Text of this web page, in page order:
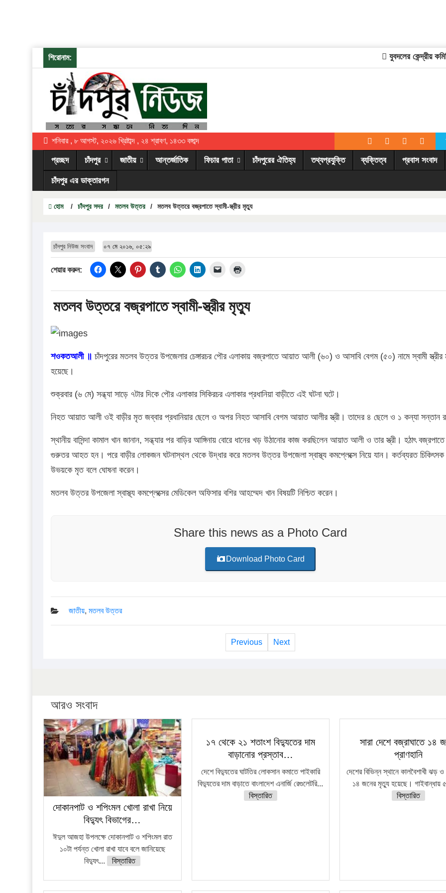
শিরোনাম: যুবদলের কেন্দ্রীয়
শনিবার , ৮ আগস্ট, ২০২৬ খ্রিষ্টাব্দ , ২৪ শ্রাবণ, ১৪৩৩ বঙ্গাব্দ
প্রচ্ছদ চাঁদপুর জাতীয় আন্তর্জাতিক ফিচার পাতা চাঁদপুরের ঐতিহ্য তথ্যপ্রযুক্তি ব্যক্তিত্ব প্রবাস সংবাদ
চাঁদপুর এর ডাক্তারগন
হোম / চাঁদপুর সদর / মতলব উত্তর / মতলব উত্তরে বজ্রপাতে স্বামী-স্ত্রীর মৃত্যু
চাঁদপুর নিউজ সংবাদ ০৭ মে ২০১৬, ০৫:২৯
শেয়ার করুন:
মতলব উত্তরে বজ্রপাতে স্বামী-স্ত্রীর মৃত্যু
শওকতআলী ॥ চাঁদপুরের মতলব উত্তর উপজেলার চেঙ্গারচর পৌর এলাকায় বজ্রপাতে আয়াত আলী (৬০) ও আসাবি বেগম (৫০) নামে স্বামী
হয়েছে।
শুক্রবার (৬ মে) সন্ধ্যা সাড়ে ৭টার দিকে পৌর এলাকার সিকিরচর এলাকার প্রধানিয়া বাড়ীতে এই ঘটনা ঘটে।
নিহত আয়াত আলী ওই বাড়ীর মৃত জব্বার প্রধানিয়ার ছেলে ও অপর নিহত আসাবি বেগম আয়াত আলীর স্ত্রী। তাদের ৪ ছেলে ও ১ কন্যা সন্তান
স্থানীয় বাসিন্দা কামাল খান জানান, সন্ধ্যার পর বাড়ির আঙ্গিনায় বোরে ধানের খড় উঠানোর কাজ করছিলেন আয়াত আলী ও তার স্ত্রী। হঠাৎ বজ্রপাতে
গুরুতর আহত হন। পরে বাড়ীর লোকজন ঘটনাস্থল থেকে উদ্ধার করে মতলব উত্তর উপজেলা স্বাস্থ্য কমপ্লেক্সে নিয়ে যান। কর্তব্যরত চিকিৎসক
উভয়কে মৃত বলে ঘোষনা করেন।
মতলব উত্তর উপজেলা স্বাস্থ্য কমপ্লেক্সের মেডিকেল অফিসার বশির আহম্মেদ খান বিষয়টি নিশ্চিত করেন।
Share this news as a Photo Card
Download Photo Card
জাতীয়, মতলব উত্তর
Previous Next
আরও সংবাদ
দোকানপাট ও শপিংমল খোলা রাখা নিয়ে
বিদ্যুৎ বিভাগের…
ঈদুল আজহা উপলক্ষে দোকানপাট ও শপিংমল রাত
১০টা পর্যন্ত খোলা রাখা যাবে বলে জানিয়েছে
বিদ্যুৎ...
বিস্তারিত
১৭ থেকে ২১ শতাংশ বিদ্যুতের দাম
বাড়ানোর প্রস্তাব…
দেশে বিদ্যুতের ঘাটতির লোকসান কমাতে পাইকারি
বিদ্যুতের দাম বাড়াতে বাংলাদেশ এনার্জি রেগুলেটরি...
বিস্তারিত
সারা দেশে বজ্রাঘাতে ১৪
প্রাণহানি
দেশের বিভিন্ন স্থানে কালবৈশাখী ঝড় ও
১৪ জনের মৃত্যু হয়েছে। গাইবান্ধায়
বিস্তারিত